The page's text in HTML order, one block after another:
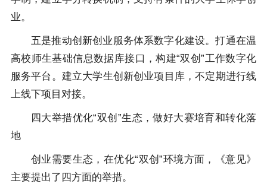
业。
五是推动创新创业服务体系数字化建设。打通在温
高校师生基础信息数据库接口，构建“双创”工作数字化
服务平台。建立大学生创新创业项目库，不定期进行线
上线下项目对接。
四大举措优化“双创”生态，做好大赛培育和转化落
地
创业需要生态，在优化“双创”环境方面，《意见》
主要提出了四方面的举措。